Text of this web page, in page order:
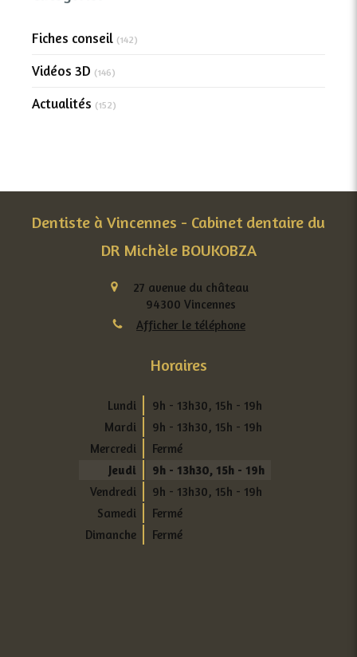
Fiches conseil (142)
Vidéos 3D (146)
Actualités (152)
Dentiste à Vincennes - Cabinet dentaire du
DR Michèle BOUKOBZA
27 avenue du château
94300 Vincennes
Afficher le téléphone
Horaires
Lundi 9h - 13h30, 15h - 19h
Mardi
9h - 13h30, 15h - 19h
Mercredi
Fermé
Jeudi
9h - 13h30, 15h - 19h
Vendredi
9h - 13h30, 15h - 19h
Samedi
Fermé
Dimanche
Fermé